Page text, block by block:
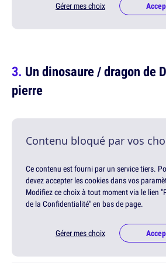
Gérer mes choix
Un dinosaure / dragon de
pierre
Contenu bloqué par vos
Ce contenu est fourni par un service tiers.
devez accepter les cookies dans vos
Modifiez ce choix à tout moment via le lien
de la Confidentialité" en bas de page.
Gérer mes choix